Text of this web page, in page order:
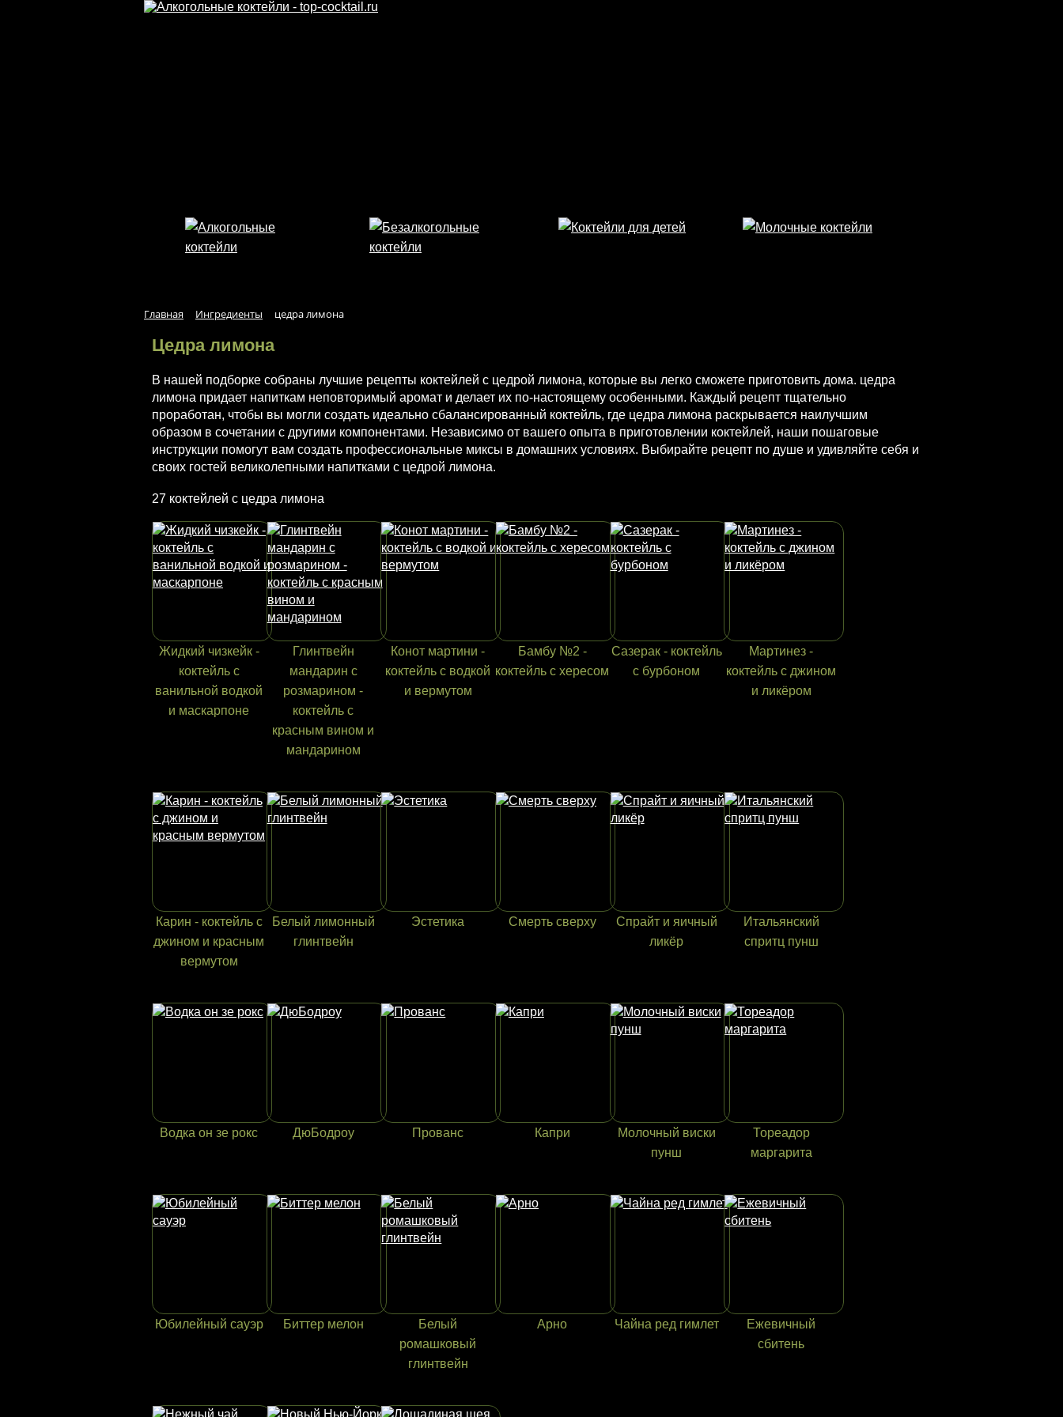
Перейти к основному содержанию
Главная Ингредиенты цедра лимона
Цедра лимона
В нашей подборке собраны лучшие рецепты коктейлей с цедрой лимона, которые вы легко сможете приготовить дома. цедра
лимона придает напиткам неповторимый аромат и делает их по-настоящему особенными. Каждый рецепт тщательно
проработан, чтобы вы могли создать идеально сбалансированный коктейль, где цедра лимона раскрывается наилучшим
образом в сочетании с другими компонентами. Независимо от вашего опыта в приготовлении коктейлей, наши пошаговые
инструкции помогут вам создать профессиональные миксы в домашних условиях. Выбирайте рецепт по душе и удивляйте себя и
своих гостей великолепными напитками с цедрой лимона.
27 коктейлей с цедра лимона
Жидкий чизкейк -
коктейль с
ванильной водкой
и маскарпоне
Глинтвейн
мандарин с
розмарином -
коктейль с
красным вином и
мандарином
Конот мартини -
коктейль с водкой
и вермутом
Бамбу №2 -
коктейль с хересом
Сазерак - коктейль
с бурбоном
Мартинез -
коктейль с джином
и ликёром
Карин - коктейль с
джином и красным
вермутом
Белый лимонный
глинтвейн
Эстетика Смерть сверху
Спрайт и яичный
ликёр
Итальянский
спритц пунш
Водка он зе рокс ДюБодроу Прованс Капри
Молочный виски
пунш
Тореадор
маргарита
Юбилейный сауэр Биттер мелон
Белый
ромашковый
глинтвейн
Арно Чайна ред гимлет
Ежевичный
сбитень